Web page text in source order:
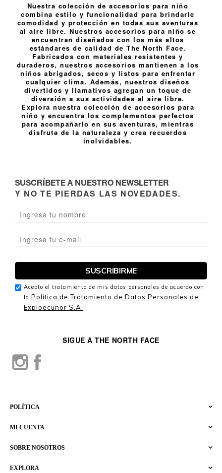
Nuestra colección de accesorios para niño
combina estilo y funcionalidad para brindarle
comodidad y protección en todas sus aventuras
al aire libre. Nuestros accesorios para niño se
encuentran diseñados con los más altos
estándares de calidad de The North Face.
Fabricados con materiales resistentes y
duraderos, nuestros accesorios mantienen a los
niños abrigados, secos y listos para enfrentar
cualquier clima. Además, nuestros diseños
divertidos y llamativos agregan un toque de
diversión a sus actividades al aire libre.
Explora nuestra colección de accesorios para
niño y encuentra los complementos perfectos
para acompañarlo en sus aventuras, mientras
disfruta de la naturaleza y crea recuerdos
inolvidables.
EXPLORA
SOBRE NOSOTROS
MI CUENTA
POLÍTICA
SIGUE A THE NORTH FACE
SUSCRÍBETE A NUESTRO NEWSLETTER
Y NO TE PIERDAS LAS NOVEDADES.
Acepto el tratamiento de mis datos personales de acuerdo con
la Política de Tratamiento de Datos Personales de
Exploecunor S.A.